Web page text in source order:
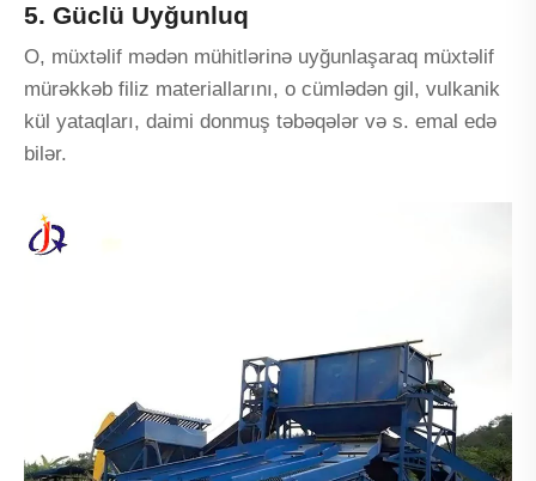
5. Güclü Uyğunluq
O, müxtəlif mədən mühitlərinə uyğunlaşaraq müxtəlif
mürəkkəb filiz materiallarını, o cümlədən gil, vulkanik
kül yataqları, daimi donmuş təbəqələr və s. emal edə
bilər.